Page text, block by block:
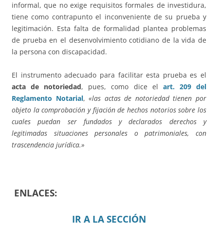
informal, que no exige requisitos formales de investidura,
tiene como contrapunto el inconveniente de su prueba y
legitimación. Esta falta de formalidad plantea problemas
de prueba en el desenvolvimiento cotidiano de la vida de
la persona con discapacidad.
El instrumento adecuado para facilitar esta prueba es el
acta de notoriedad, pues, como dice el art. 209 del
Reglamento Notarial,«las actas de notoriedad tienen por
objeto la comprobación y fijación de hechos notorios sobre los
cuales puedan ser fundados y declarados derechos y
legitimadas situaciones personales o patrimoniales, con
trascendencia jurídica.»
ENLACES:
IR A LA SECCIÓN